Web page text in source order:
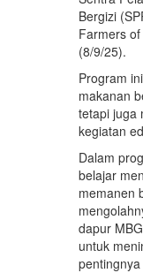
Bergizi
Farmers
(8/9/25).
Program
makanan
tetapi juga
kegiatan
Dalam
belajar
memanen
dapur
untuk